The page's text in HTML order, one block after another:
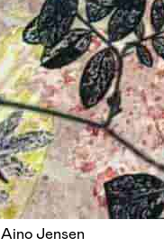
Jensen